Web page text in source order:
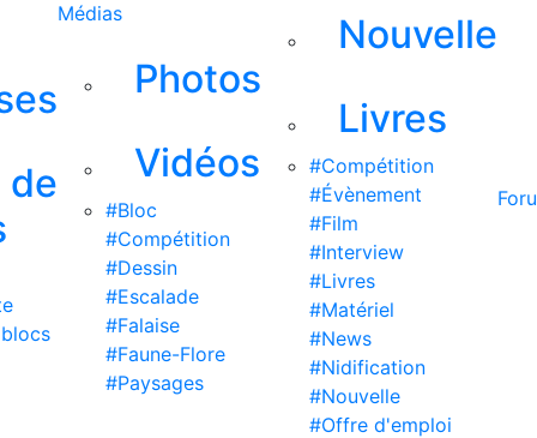
de
Médias
Photos
Vidéos
#Bloc
#Compétition
#Dessin
#Escalade
#Falaise
#Faune-Flore
#Paysages
Nouvelle
Livres
#Compétition
#Évènement
#Film
#Interview
#Livres
#Matériel
#News
#Nidification
#Nouvelle
#Offre d'emploi